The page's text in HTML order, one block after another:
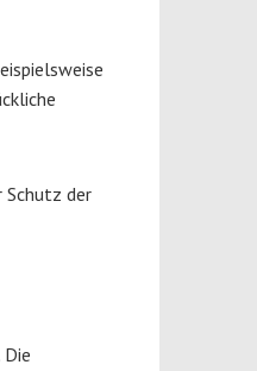
Schutz der